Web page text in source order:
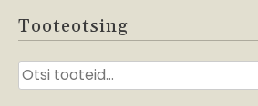
Tooteotsing
Otsi: